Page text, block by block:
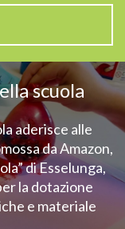
scuola
aderisce alle
da Amazon,
di Esselunga,
la dotazione
e materiale